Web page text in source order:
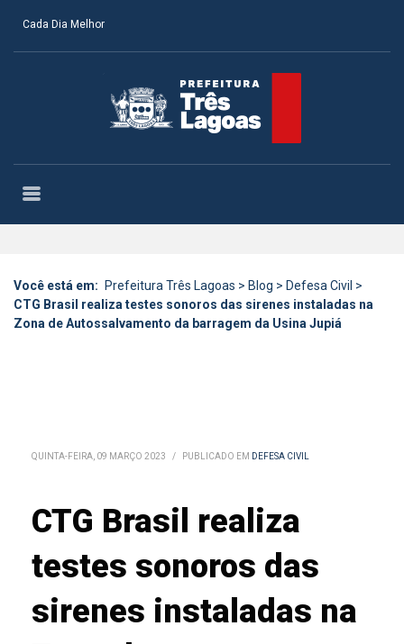
Cada Dia Melhor
Você está em: Prefeitura Três Lagoas > Blog > Defesa Civil >
CTG Brasil realiza testes sonoros das sirenes instaladas na
Zona de Autossalvamento da barragem da Usina Jupiá
QUINTA-FEIRA, 09 MARÇO 2023 / PUBLICADO EM DEFESA CIVIL
CTG Brasil realiza
testes sonoros das
sirenes instaladas na